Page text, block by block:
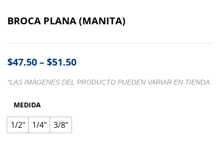
BROCA PLANA (MANITA)
$47.50–$51.50
*LAS IMÁGENES DEL PRODUCTO PUEDEN VARIAR EN TIENDA.
MEDIDA
1/2" 1/4" 3/8"